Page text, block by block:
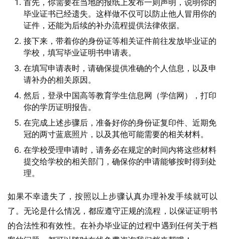
首先，你需要在当地的报纸上发布一则声明，说明你的
毕业证书已经遗失。这样做不仅可以防止他人冒用你的
证件，还能为后续的补办流程提供法律依据。
接下来，带着你的身份证等相关证件前往发放毕业证的
学校，填写毕业证明书申请表。
在填写申请表时，请确保提供准确的个人信息，以及申
请补办的相关原因。
然后，登录中国高等教育学生信息网（学信网），打印
你的学历证明报告。
在完成上述步骤后，准备好你的身份证复印件、近期免
冠的两寸蓝底照片，以及其他可能需要的相关材料。
在学校受理申请时，请务必在规定的时间内将这些材料
提交给学校的相关部门，确保你的申请能够按时得到处
理。
如果不幸遗失了，按照以上步骤认真办理补发手续就可以
了。无论是什么情况，都应遵守正规的流程，以保证证明书
的合法性和有效性。在补办毕业证的过程中遇到任何关于档